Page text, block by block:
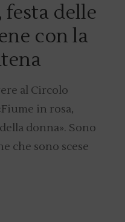
festa delle
con la
al Circolo
in rosa,
donna». Sono
che sono scese